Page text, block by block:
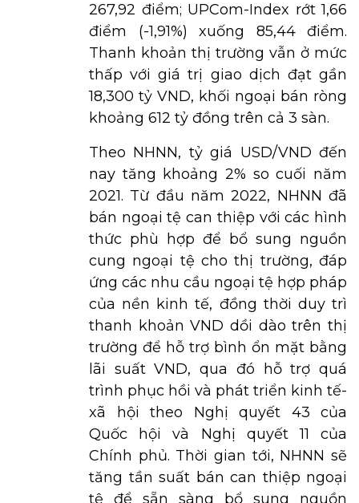
267,92 điểm; UPCom-Index rớt 1,66
điểm (-1,91%) xuống 85,44 điểm.
Thanh khoản thị trường vẫn ở mức
thấp với giá trị giao dịch đạt gần
18,300 tỷ VND, khối ngoại bán ròng
khoảng 612 tỷ đồng trên cả 3 sàn.
Theo NHNN, tỷ giá USD/VND đến
nay tăng khoảng 2% so cuối năm
2021. Từ đầu năm 2022, NHNN đã
bán ngoại tệ can thiệp với các hình
thức phù hợp để bổ sung nguồn
cung ngoại tệ cho thị trường, đáp
ứng các nhu cầu ngoại tệ hợp pháp
của nền kinh tế, đồng thời duy trì
thanh khoản VND dồi dào trên thị
trường để hỗ trợ bình ổn mặt bằng
lãi suất VND, qua đó hỗ trợ quá
trình phục hồi và phát triển kinh tế-
xã hội theo Nghị quyết 43 của
Quốc hội và Nghị quyết 11 của
Chính phủ. Thời gian tới, NHNN sẽ
tăng tần suất bán can thiệp ngoại
tệ để sẵn sàng bổ sung nguồn